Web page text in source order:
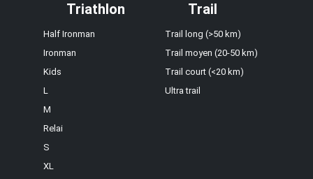
Triathlon
Half Ironman
Ironman
Kids
L
M
Relai
S
XL
Trail
Trail long (>50 km)
Trail moyen (20-50 km)
Trail court (<20 km)
Ultra trail